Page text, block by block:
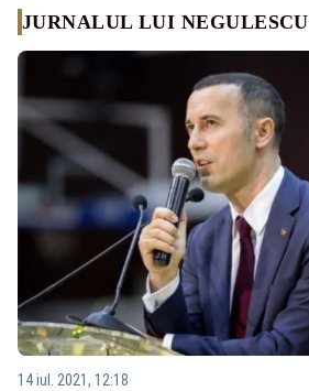
JURNALUL LUI NEGULESCU
14 iul. 2021, 12:18